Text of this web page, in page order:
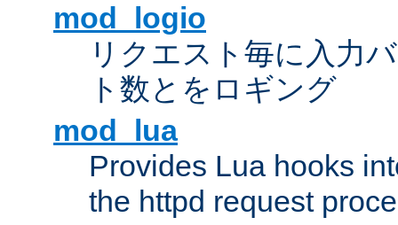
mod_logio
リクエスト毎に入力
ト数とをロギング
mod_lua
Provides Lua hooks
the httpd request